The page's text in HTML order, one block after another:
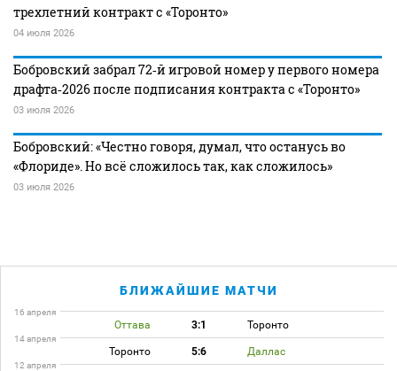
трехлетний контракт с «Торонто»
04 июля 2026
Бобровский забрал 72‑й игровой номер у первого номера
драфта‑2026 после подписания контракта с «Торонто»
03 июля 2026
Бобровский: «Честно говоря, думал, что останусь во
«Флориде». Но всё сложилось так, как сложилось»
03 июля 2026
БЛИЖАЙШИЕ МАТЧИ
16 апреля
Оттава 3:1 Торонто
14 апреля
Торонто 5:6 Даллас
12 апреля